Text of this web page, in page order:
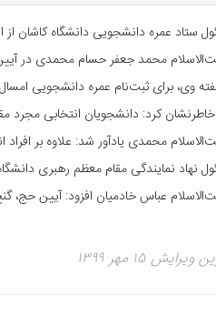
عمره دانشجویی دانشگاه کاشان از اعزام 83 دانشجوی این دانشگاه به حج عمره
محمد جعفر حسام محمدی در آیین قرعه‌کشی عمره دانشجویی در
برای ثبت‌نام عمره دانشجویی امسال یک هزار و 453 نفر ثبت‌نام کردند که بر طبق سهمیه اعلام شده از
کرد: دانشجویان انتخابی مجرد مقاطع کارشناسی و
محمدی یادآور شد: علاوه بر افراد انتخابی سهمیه اصلی، 185 نفر هم
نهاد نمایندگی مقام معظم رهبری
عباس خادمیان افزود: آیین حج،
۱۵ مهر ۱۳۹۹